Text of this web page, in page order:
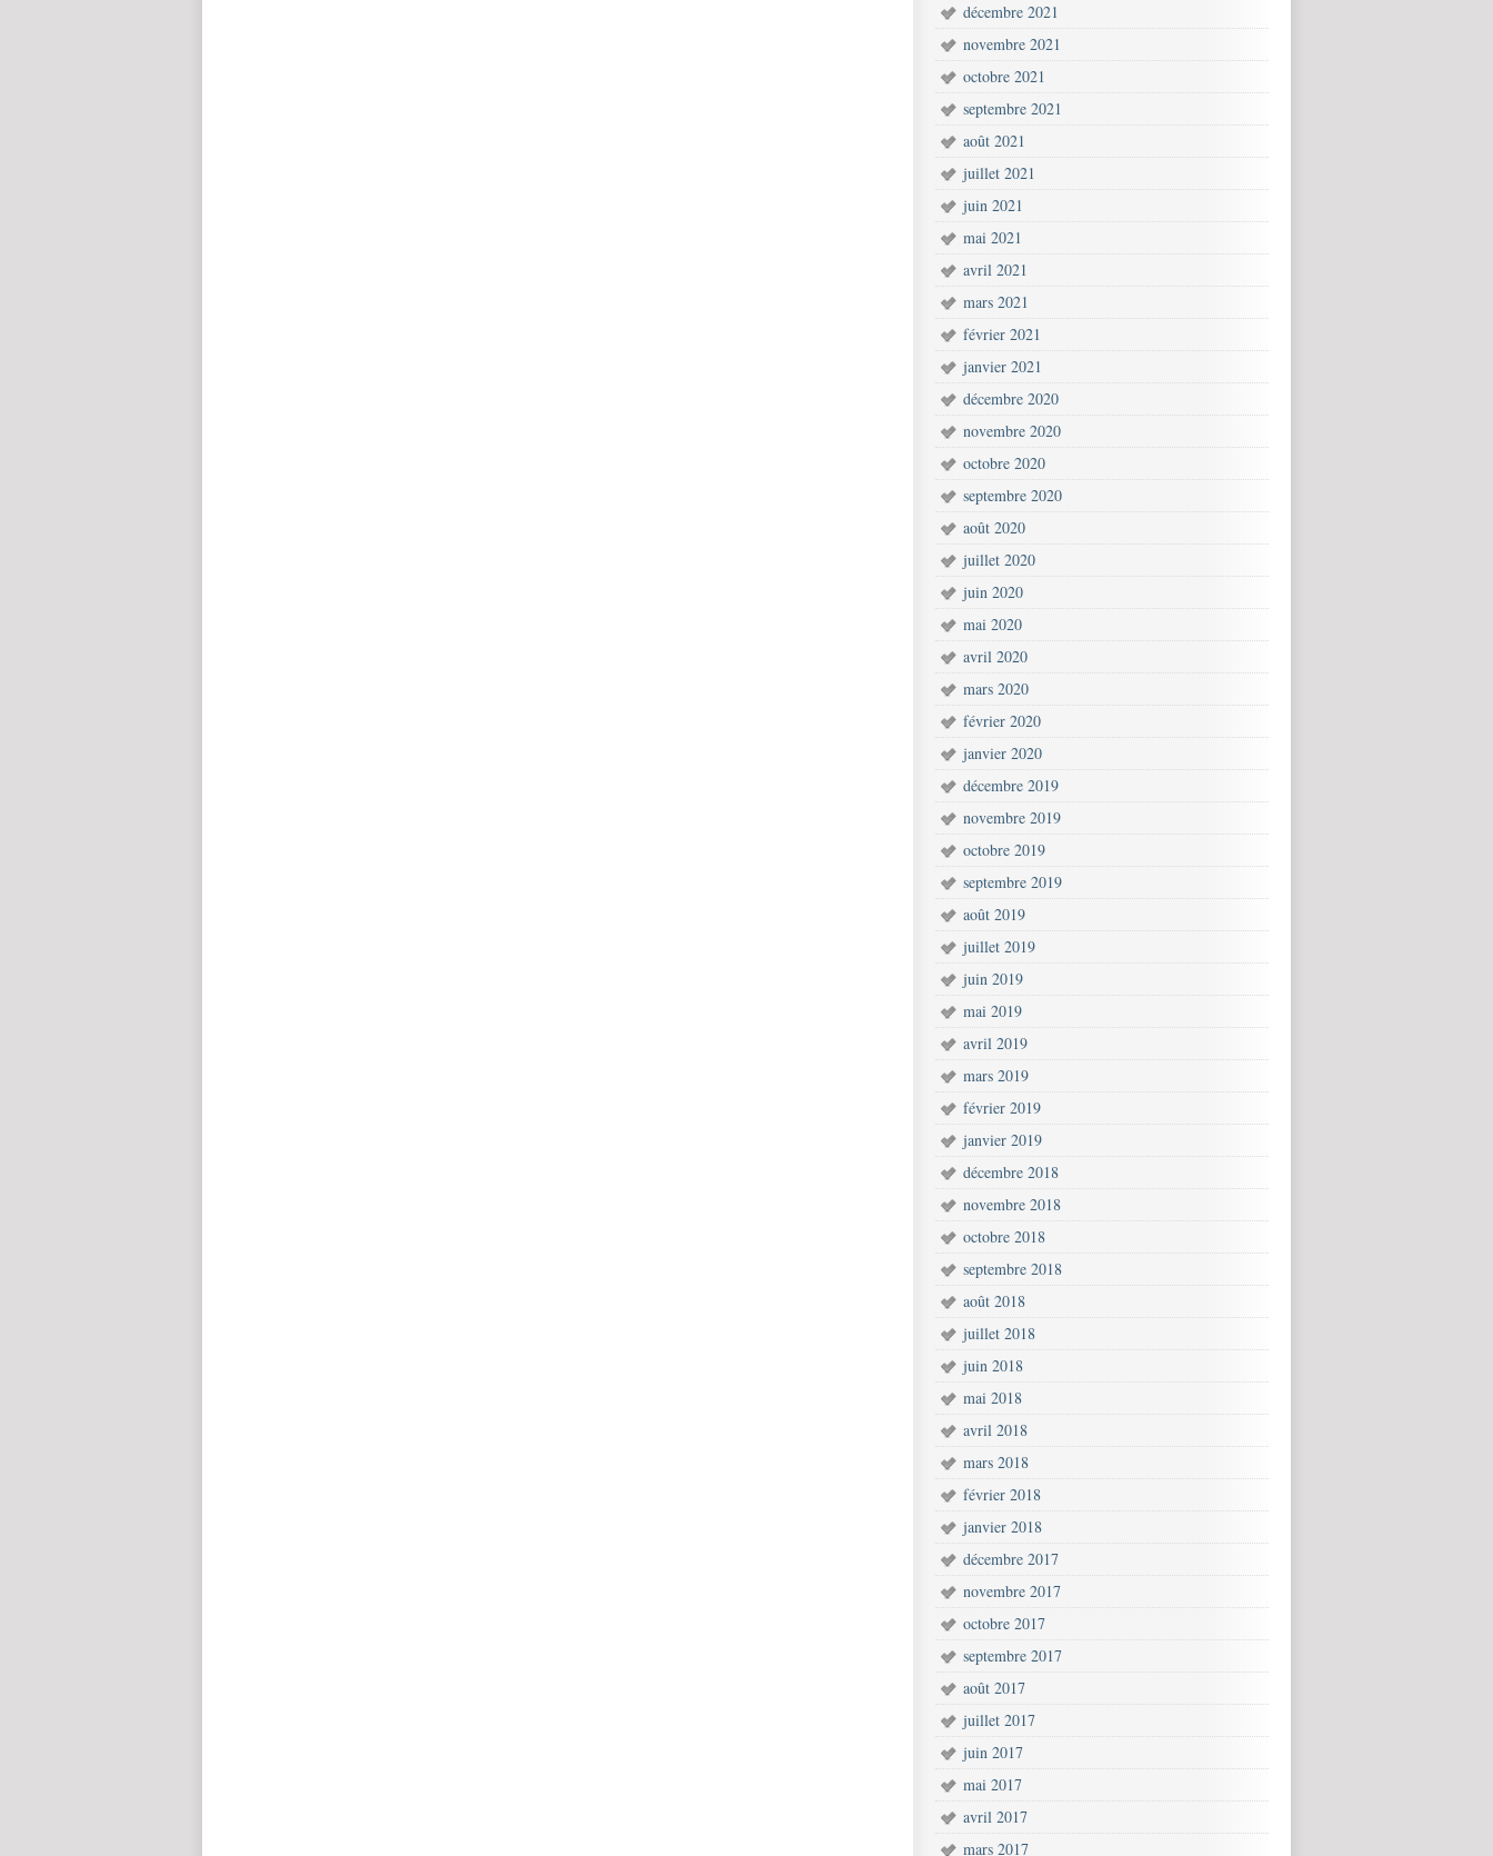
décembre 2021
novembre 2021
octobre 2021
septembre 2021
août 2021
juillet 2021
juin 2021
mai 2021
avril 2021
mars 2021
février 2021
janvier 2021
décembre 2020
novembre 2020
octobre 2020
septembre 2020
août 2020
juillet 2020
juin 2020
mai 2020
avril 2020
mars 2020
février 2020
janvier 2020
décembre 2019
novembre 2019
octobre 2019
septembre 2019
août 2019
juillet 2019
juin 2019
mai 2019
avril 2019
mars 2019
février 2019
janvier 2019
décembre 2018
novembre 2018
octobre 2018
septembre 2018
août 2018
juillet 2018
juin 2018
mai 2018
avril 2018
mars 2018
février 2018
janvier 2018
décembre 2017
novembre 2017
octobre 2017
septembre 2017
août 2017
juillet 2017
juin 2017
mai 2017
avril 2017
mars 2017